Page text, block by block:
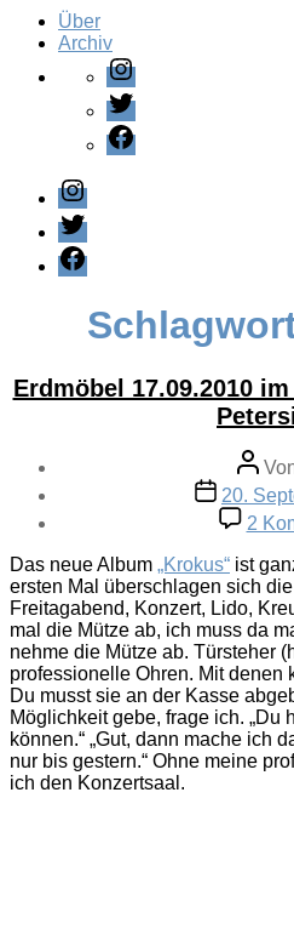
Über
Archiv
Instagram
Twitter
Facebook
Instagram
Twitter
Facebook
Erdmöbel 17.09.2010
20.
2
Das neue Album „Krokus“ ist
ersten Mal überschlagen sich
Freitagabend, Konzert, Lido,
mal die Mütze ab, ich muss da
nehme die Mütze ab. Türsteher
professionelle Ohren. Mit denen
Du musst sie an der Kasse
Möglichkeit gebe, frage ich. „Du
können.“ „Gut, dann mache ich
nur bis gestern.“ Ohne meine
ich den Konzertsaal.